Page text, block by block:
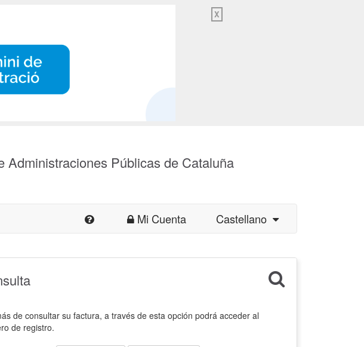
X
Administraciones Públicas de Cataluña
Mi Cuenta Castellano
de consultar su factura, a través de esta opción podrá acceder al
de registro.